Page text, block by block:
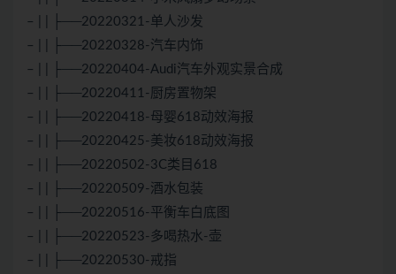
– | | ├──20220321-单人沙发
– | | ├──20220328-汽车内饰
– | | ├──20220404-Audi汽车外观实景合成
– | | ├──20220411-厨房置物架
– | | ├──20220418-母婴618动效海报
– | | ├──20220425-美妆618动效海报
– | | ├──20220502-3C类目618
– | | ├──20220509-酒水包装
– | | ├──20220516-平衡车白底图
– | | ├──20220523-多喝热水-壶
– | | ├──20220530-戒指